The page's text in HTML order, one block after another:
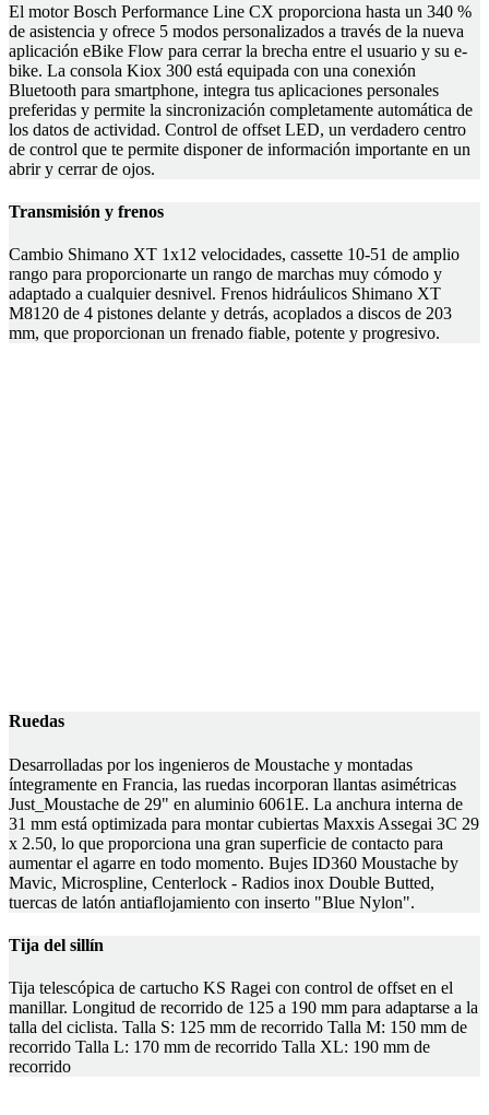
El motor Bosch Performance Line CX proporciona hasta un 340 %
de asistencia y ofrece 5 modos personalizados a través de la nueva
aplicación eBike Flow para cerrar la brecha entre el usuario y su e-
bike. La consola Kiox 300 está equipada con una conexión
Bluetooth para smartphone, integra tus aplicaciones personales
preferidas y permite la sincronización completamente automática de
los datos de actividad. Control de offset LED, un verdadero centro
de control que te permite disponer de información importante en un
abrir y cerrar de ojos.
Transmisión y frenos
Cambio Shimano XT 1x12 velocidades, cassette 10-51 de amplio
rango para proporcionarte un rango de marchas muy cómodo y
adaptado a cualquier desnivel. Frenos hidráulicos Shimano XT
M8120 de 4 pistones delante y detrás, acoplados a discos de 203
mm, que proporcionan un frenado fiable, potente y progresivo.
Ruedas
Desarrolladas por los ingenieros de Moustache y montadas
íntegramente en Francia, las ruedas incorporan llantas asimétricas
Just_Moustache de 29" en aluminio 6061E. La anchura interna de
31 mm está optimizada para montar cubiertas Maxxis Assegai 3C 29
x 2.50, lo que proporciona una gran superficie de contacto para
aumentar el agarre en todo momento. Bujes ID360 Moustache by
Mavic, Microspline, Centerlock - Radios inox Double Butted,
tuercas de latón antiaflojamiento con inserto "Blue Nylon".
Tija del sillín
Tija telescópica de cartucho KS Ragei con control de offset en el
manillar. Longitud de recorrido de 125 a 190 mm para adaptarse a la
talla del ciclista. Talla S: 125 mm de recorrido Talla M: 150 mm de
recorrido Talla L: 170 mm de recorrido Talla XL: 190 mm de
recorrido